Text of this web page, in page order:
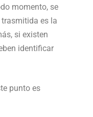
momento, se
es la
si existen
identificar
punto es